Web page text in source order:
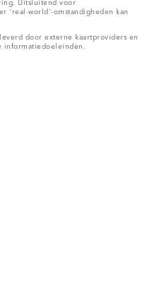
'real-world'-omstandigheden kan
door externe kaartproviders en